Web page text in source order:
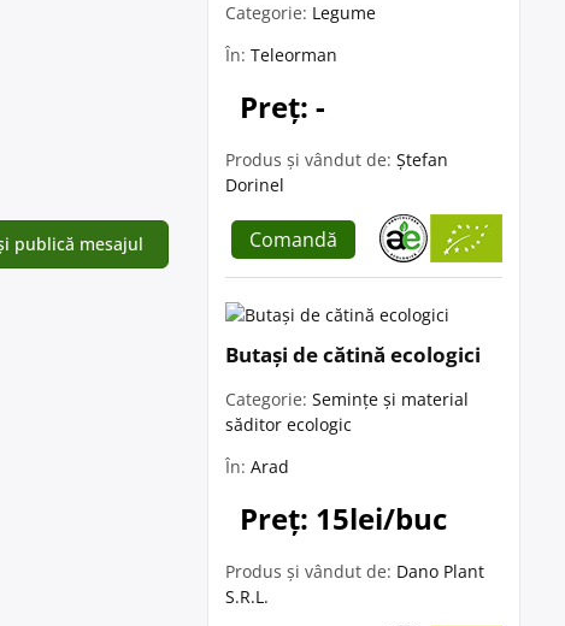
Categorie: Legume
În: Teleorman
Preț: -
Produs și vândut de: Ștefan
Dorinel
Comandă
Butași de cătină ecologici
Categorie: Semințe și material
săditor ecologic
În: Arad
Preț: 15lei/buc
Produs și vândut de: Dano Plant
S.R.L.